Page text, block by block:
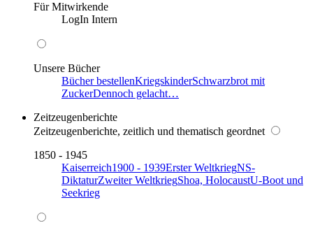
Für Mitwirkende
LogIn Intern
Unsere Bücher
Bücher bestellenKriegskinderSchwarzbrot mit
ZuckerDennoch gelacht…
Zeitzeugenberichte
Zeitzeugenberichte, zeitlich und thematisch geordnet
1850 - 1945
Kaiserreich1900 - 1939Erster WeltkriegNS-
DiktaturZweiter WeltkriegShoa, HolocaustU-Boot und
Seekrieg